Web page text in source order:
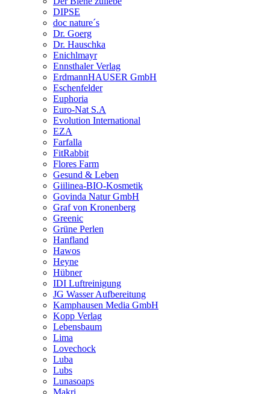
DIPSE
doc nature´s
Dr. Goerg
Dr. Hauschka
Enichlmayr
Ennsthaler Verlag
ErdmannHAUSER GmbH
Eschenfelder
Euphoria
Euro-Nat S.A
Evolution International
EZA
Farfalla
FitRabbit
Flores Farm
Gesund & Leben
Giilinea-BIO-Kosmetik
Govinda Natur GmbH
Graf von Kronenberg
Greenic
Grüne Perlen
Hanfland
Hawos
Heyne
Hübner
IDI Luftreinigung
JG Wasser Aufbereitung
Kamphausen Media GmbH
Kopp Verlag
Lebensbaum
Lima
Lovechock
Luba
Lubs
Lunasoaps
Makri